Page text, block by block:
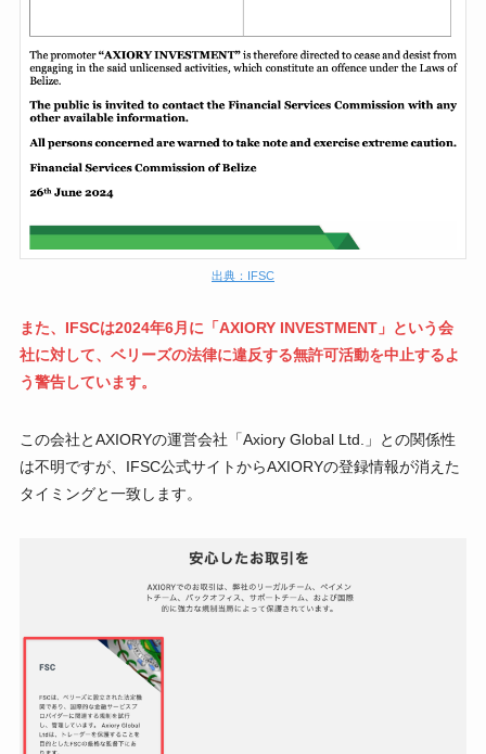
出典：IFSC
また、IFSCは2024年6月に「AXIORY INVESTMENT」という会
社に対して、ベリーズの法律に違反する無許可活動を中止するよ
う警告しています。
この会社とAXIORYの運営会社「Axiory Global Ltd.」との関係性
は不明ですが、IFSC公式サイトからAXIORYの登録情報が消えた
タイミングと一致します。